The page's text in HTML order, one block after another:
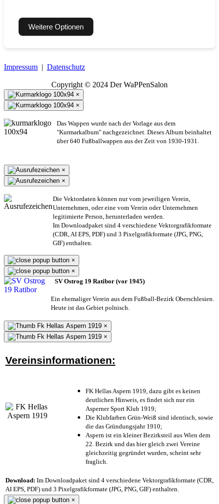
Weitere Optionen
Impressum | Datenschutz
Copyright © 2024 Der WaPPenSalon
×
×
Das Wappen wurde nach der Vorlage aus dem
"Kurmarkalbum" nachgezeichnet. Dieses Album beinhaltet
über 640 Fußballwappen aus der Zeit von 1930-1931.
×
×
Die Vektordaten können nur vom jeweiligen Verein,
Unternehmen, oder eine vom Verein oder Unternehmen
legitimierte Person, herunterladen werden.
Im Downloadpaket sind 4 verschiedene Vektorgrafikformate
(CDR, AI EPS, PDF) und 3 Pixelgrafikformate (JPG, PNG,
GIF) enthalten.
×
×
SV Ostrog 19 Ratibor (vor 1945)
Ein ehemaliger Verein aus dem Fußball-Bezirk Oberschlesien.
Heute ist das Gebiet polnisch.
×
×
Vereinsinformationen:
FK Hellas Aspern 1919, dazu gibt es keinen
deutlichen Hinweis, es findet sich nur ein
Asperner Sport Klub 1919;
Die Klubfarben Grün-Weiß sind identisch, sowie
die das Gründungsjahr 1910;
Aspern ist ein kleiner Bezirksteil aus Wien dem
22. Bezirk und das hier gleich zwei Vereine
gleichzeitig gegründet wurden, scheint sehr
fraglich.
Download: Im Downloadpaket sind 4 verschiedene Vektorgrafikformate (CDR,
AI EPS, PDF) und 3 Pixelgrafikformate (JPG, PNG, GIF) enthalten.
×